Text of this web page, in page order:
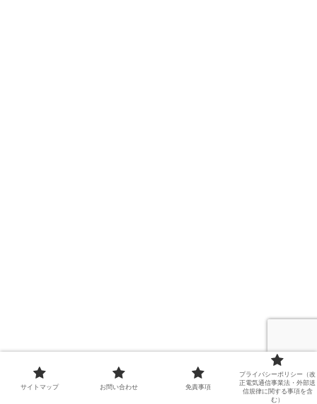
サイトマップ お問い合わせ 免責事項
プライバシーポリシー（改
正電気通信事業法・外部送
信規律に関する事項を含
む）